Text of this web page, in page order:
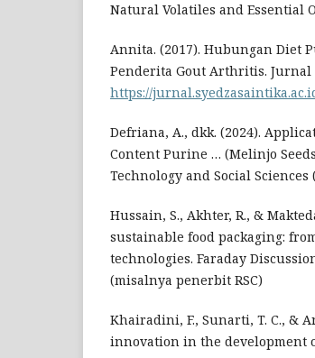
Natural Volatiles and Essential
Annita. (2017). Hubungan Diet
Penderita Gout Arthritis. Jurnal
https://
Defriana, A., dkk. (2024).
Content Purine … (Melinjo
Technology and Social Sciences
Hussain, S., Akhter, R., &
sustainable food packaging:
technologies. Faraday
(misalnya penerbit RSC)
Khairadini, F., Sunarti, T. C., &
innovation in the development